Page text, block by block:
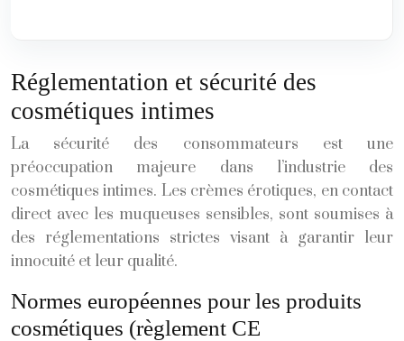
Réglementation et sécurité des
cosmétiques intimes
La sécurité des consommateurs est une
préoccupation majeure dans l’industrie des
cosmétiques intimes. Les crèmes érotiques, en contact
direct avec les muqueuses sensibles, sont soumises à
des réglementations strictes visant à garantir leur
innocuité et leur qualité.
Normes européennes pour les produits
cosmétiques (règlement CE